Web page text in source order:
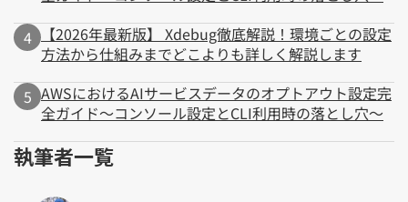
【2026年最新版】 Xdebug徹底解説！環境ごとの設定
方法から仕組みまでどこよりも詳しく解説します
AWSにおけるAIサービスデータのオプトアウト設定完
全ガイド～コンソール設定とCLI利用時の落とし穴～
執筆者一覧